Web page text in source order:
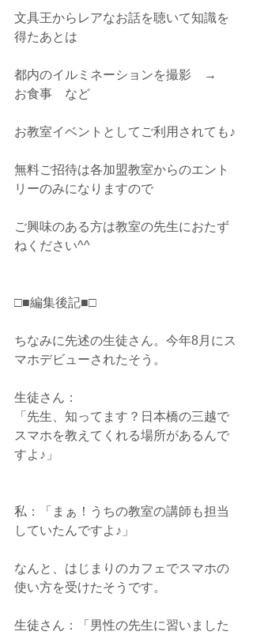
文具王からレアなお話を聴いて知識を
得たあとは
都内のイルミネーションを撮影　→
お食事　など
お教室イベントとしてご利用されても♪
無料ご招待は各加盟教室からのエント
リーのみになりますので
ご興味のある方は教室の先生におたず
ねください^^
□■編集後記■□
ちなみに先述の生徒さん。今年8月にス
マホデビューされたそう。
生徒さん：
「先生、知ってます？日本橋の三越で
スマホを教えてくれる場所があるんで
すよ♪」
私：「まぁ！うちの教室の講師も担当
していたんですよ♪」
なんと、はじまりのカフェでスマホの
使い方を受けたそうです。
生徒さん：「男性の先生に習いました